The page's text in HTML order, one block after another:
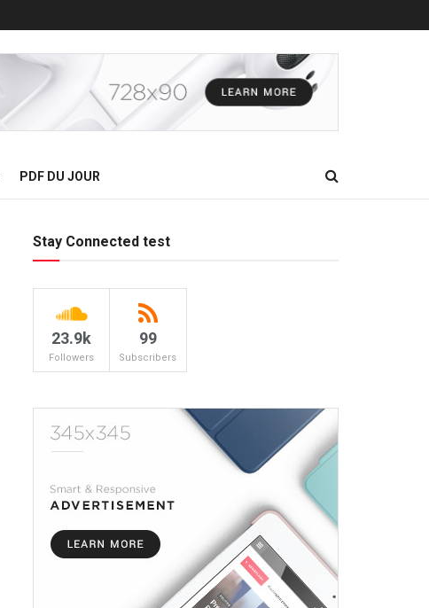
PDF DU JOUR
Stay Connected test
23.9k
Followers
99
Subscribers